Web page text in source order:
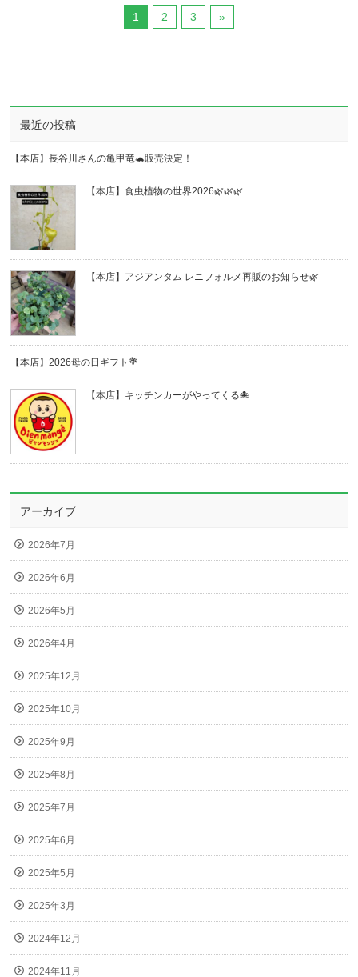
1 2 3 »
最近の投稿
【本店】長谷川さんの亀甲竜🐢販売決定！
【本店】食虫植物の世界2026🌿🌿🌿
【本店】アジアンタム レニフォルメ再販のお知らせ🌿
【本店】2026母の日ギフト💐
【本店】キッチンカーがやってくる🐙
アーカイブ
2026年7月
2026年6月
2026年5月
2026年4月
2025年12月
2025年10月
2025年9月
2025年8月
2025年7月
2025年6月
2025年5月
2025年3月
2024年12月
2024年11月